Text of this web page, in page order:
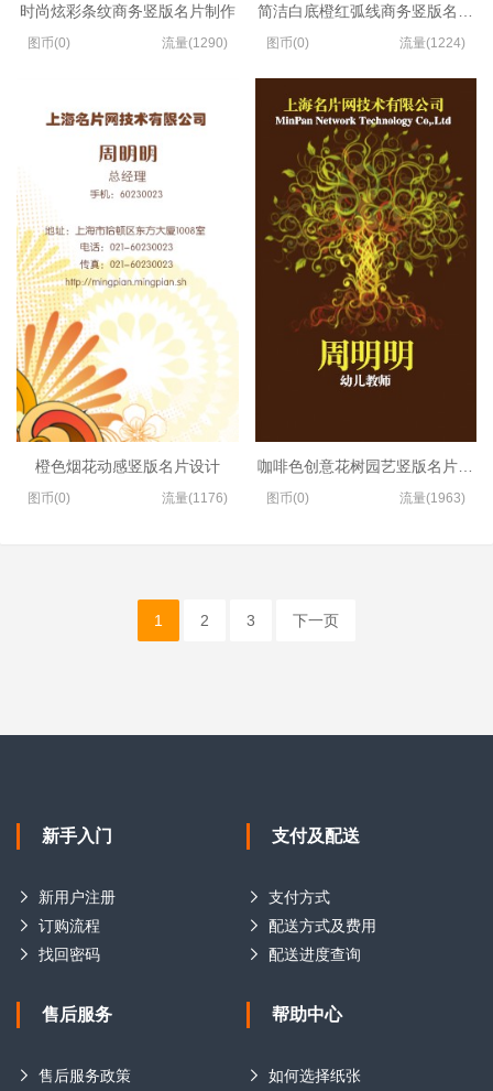
时尚炫彩条纹商务竖版名片制作
图币(0) 流量(1290)
橙色烟花动感竖版名片设计
图币(0) 流量(1176)
简洁白底橙红弧线商务竖版名片设
图币(0) 流量(1224)
咖啡色创意花树园艺竖版名片制作
图币(0) 流量(1963)
1 2 3 下一页
新手入门
新用户注册
订购流程
找回密码
支付及配送
支付方式
配送方式及费用
配送进度查询
售后服务
售后服务政策
帮助中心
如何选择纸张